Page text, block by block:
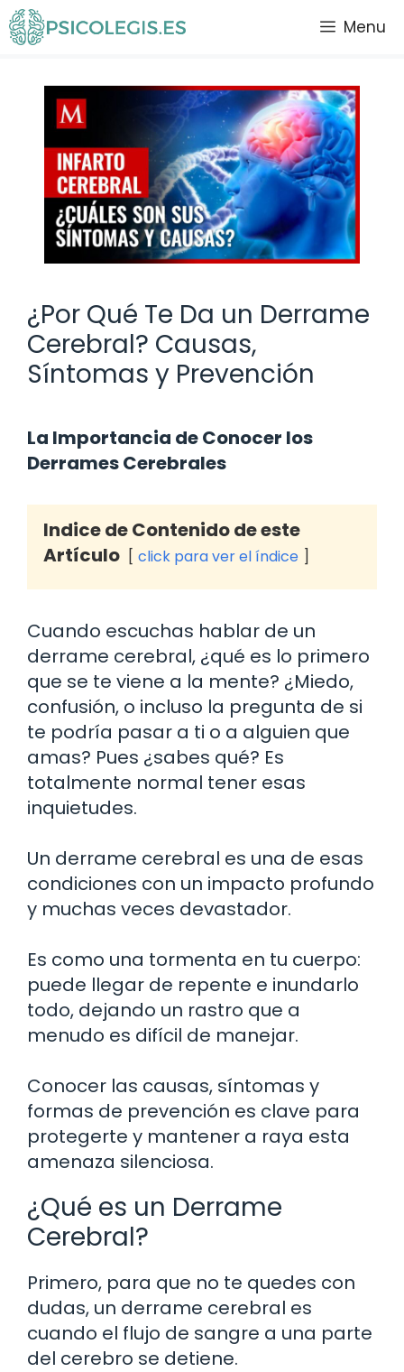
Saltar
al
Menu
¿Por Qué Te Da un Derrame
Cerebral? Causas,
Síntomas y Prevención
La Importancia de Conocer los
Derrames Cerebrales
Indice de Contenido de este
Artículo
click para ver el índice
Cuando escuchas hablar de un
derrame cerebral, ¿qué es lo primero
que se te viene a la mente? ¿Miedo,
confusión, o incluso la pregunta de si
te podría pasar a ti o a alguien que
amas? Pues ¿sabes qué? Es
totalmente normal tener esas
inquietudes.
Un derrame cerebral es una de esas
condiciones con un impacto profundo
y muchas veces devastador.
Es como una tormenta en tu cuerpo:
puede llegar de repente e inundarlo
todo, dejando un rastro que a
menudo es difícil de manejar.
Conocer las causas, síntomas y
formas de prevención es clave para
protegerte y mantener a raya esta
amenaza silenciosa.
¿Qué es un Derrame
Cerebral?
Primero, para que no te quedes con
dudas, un derrame cerebral es
cuando el flujo de sangre a una parte
del cerebro se detiene.